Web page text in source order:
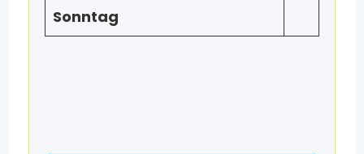
Sonntag